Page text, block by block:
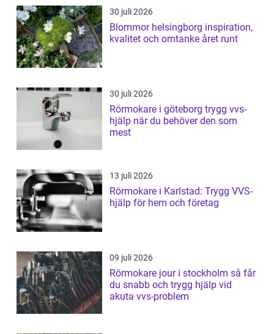
30 juli 2026
Blommor helsingborg inspiration,
kvalitet och omtanke året runt
30 juli 2026
Rörmokare i göteborg trygg vvs-
hjälp när du behöver den som
mest
13 juli 2026
Rörmokare i Karlstad: Trygg VVS-
hjälp för hem och företag
09 juli 2026
Rörmokare jour i stockholm så får
du snabb och trygg hjälp vid
akuta vvs-problem